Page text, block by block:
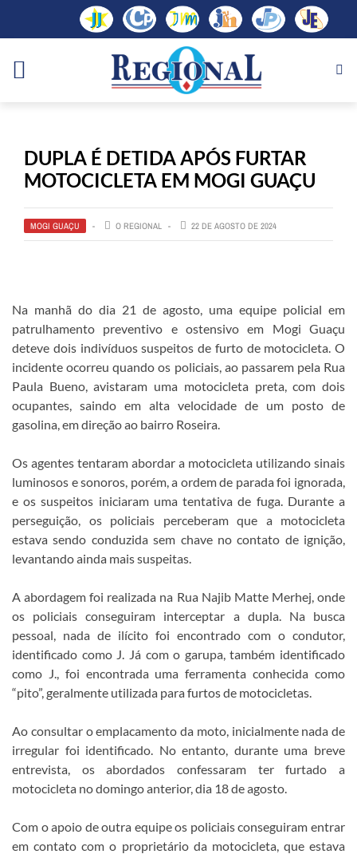
DUPLA É DETIDA APÓS FURTAR
MOTOCICLETA EM MOGI GUAÇU
MOGI GUAÇU O REGIONAL 22 DE AGOSTO DE 2024
Na manhã do dia 21 de agosto, uma equipe policial em
patrulhamento preventivo e ostensivo em Mogi Guaçu
deteve dois indivíduos suspeitos de furto de motocicleta. O
incidente ocorreu quando os policiais, ao passarem pela Rua
Paula Bueno, avistaram uma motocicleta preta, com dois
ocupantes, saindo em alta velocidade de um posto de
gasolina, em direção ao bairro Roseira.
Os agentes tentaram abordar a motocicleta utilizando sinais
luminosos e sonoros, porém, a ordem de parada foi ignorada,
e os suspeitos iniciaram uma tentativa de fuga. Durante a
perseguição, os policiais perceberam que a motocicleta
estava sendo conduzida sem chave no contato de ignição,
levantando ainda mais suspeitas.
A abordagem foi realizada na Rua Najib Matte Merhej, onde
os policiais conseguiram interceptar a dupla. Na busca
pessoal, nada de ilícito foi encontrado com o condutor,
identificado como J. Já com o garupa, também identificado
como J., foi encontrada uma ferramenta conhecida como
“pito”, geralmente utilizada para furtos de motocicletas.
Ao consultar o emplacamento da moto, inicialmente nada de
irregular foi identificado. No entanto, durante uma breve
entrevista, os abordados confessaram ter furtado a
motocicleta no domingo anterior, dia 18 de agosto.
Com o apoio de outra equipe os policiais conseguiram entrar
em contato com o proprietário da motocicleta, que estava